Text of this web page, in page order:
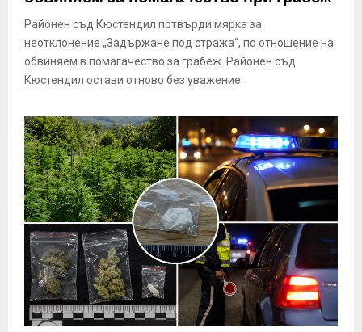
Районен съд Кюстендил потвърди мярка за
неотклонение „Задържане под стража“, по отношение на
обвиняем в помагачество за грабеж. Районен съд
Кюстендил остави отново без уважение